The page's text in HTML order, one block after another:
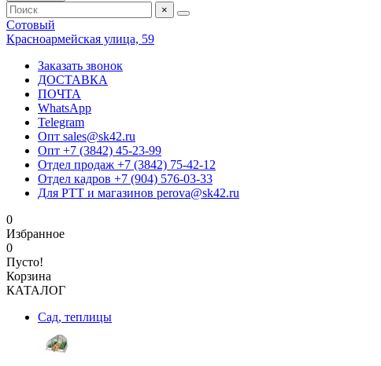
×
Сотовый
Красноармейская улица, 59
Заказать звонок
ДОСТАВКА
ПОЧТА
WhatsApp
Telegram
Опт sales@sk42.ru
Опт +7 (3842) 45-23-99
Отдел продаж +7 (3842) 75-42-12
Отдел кадров +7 (904) 576-03-33
Для РТТ и магазинов perova@sk42.ru
0
Избранное
0
Пусто!
Корзина
КАТАЛОГ
Сад, теплицы